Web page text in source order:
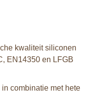
kwaliteit siliconen
EN14350 en LFGB
combinatie met hete